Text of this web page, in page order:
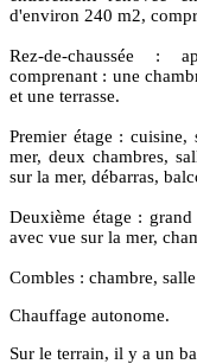
d'environ 240 m2,
Rez-de-chaussée :
comprenant : une
et une terrasse.
Premier étage : cuisine,
mer, deux chambres,
sur la mer, débarras,
Deuxième étage :
avec vue sur la mer,
Combles : chambre,
Chauffage autonome.
Sur le terrain, il y a un